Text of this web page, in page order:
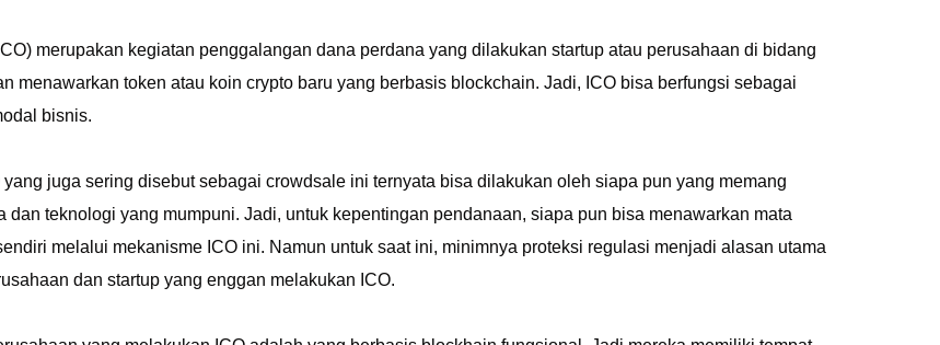
merupakan kegiatan penggalangan dana perdana yang dilakukan startup atau perusahaan di bidang
menawarkan token atau koin crypto baru yang berbasis blockchain. Jadi, ICO bisa berfungsi sebagai
bisnis.
yang juga sering disebut sebagai crowdsale ini ternyata bisa dilakukan oleh siapa pun yang memang
dan teknologi yang mumpuni. Jadi, untuk kepentingan pendanaan, siapa pun bisa menawarkan mata
melalui mekanisme ICO ini. Namun untuk saat ini, minimnya proteksi regulasi menjadi alasan utama
dan startup yang enggan melakukan ICO.